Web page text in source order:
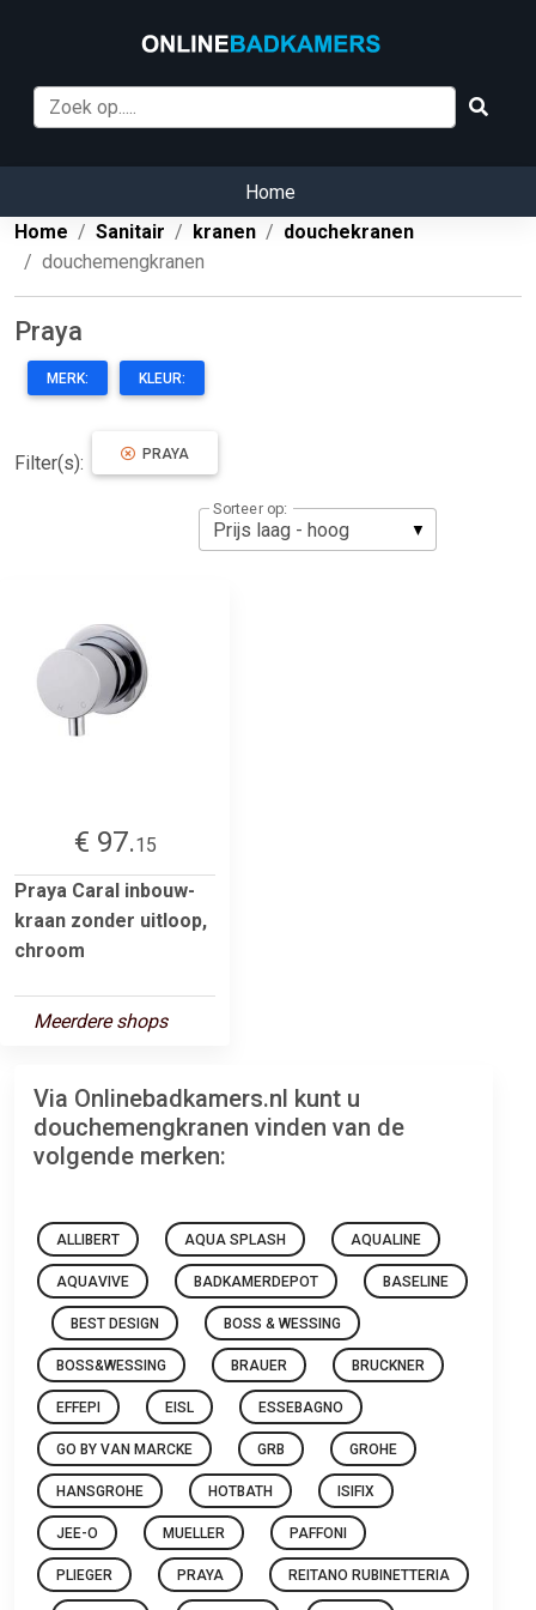
Home
Home
Sanitair kranen
douchekranen
douchemengkranen
Praya
MERK: KLEUR:
Filter(s): PRAYA
Sorteer op:
€ 97.15
Praya Caral inbouw-
kraan zonder uitloop,
chroom
Meerdere shops
Via Onlinebadkamers.nl kunt u
douchemengkranen vinden van de
volgende merken:
ALLIBERT AQUA SPLASH AQUALINE
AQUAVIVE BADKAMERDEPOT BASELINE
BEST DESIGN BOSS & WESSING
BOSS&WESSING BRAUER BRUCKNER
EFFEPI EISL ESSEBAGNO
GO BY VAN MARCKE GRB GROHE
HANSGROHE HOTBATH ISIFIX
JEE-O MUELLER PAFFONI
PLIEGER PRAYA REITANO RUBINETTERIA